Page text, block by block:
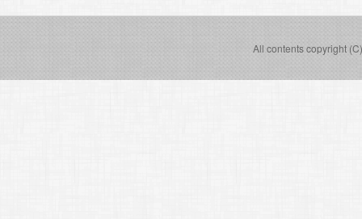
All contents copyright